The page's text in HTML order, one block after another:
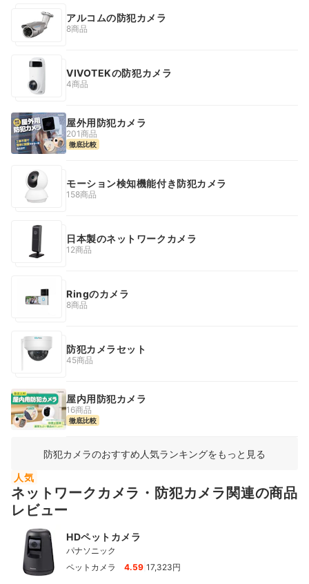
アルコムの防犯カメラ
8商品
VIVOTEKの防犯カメラ
4商品
屋外用防犯カメラ
201商品
徹底比較
モーション検知機能付き防犯カメラ
158商品
日本製のネットワークカメラ
12商品
Ringのカメラ
8商品
防犯カメラセット
45商品
屋内用防犯カメラ
16商品
徹底比較
防犯カメラのおすすめ人気ランキングをもっと見る
人気
ネットワークカメラ・防犯カメラ関連の商品
レビュー
HDペットカメラ
パナソニック
ペットカメラ
4.59 17,323円